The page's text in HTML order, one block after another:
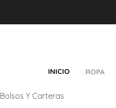
INICIO ROPA
Bolsos Y Carteras